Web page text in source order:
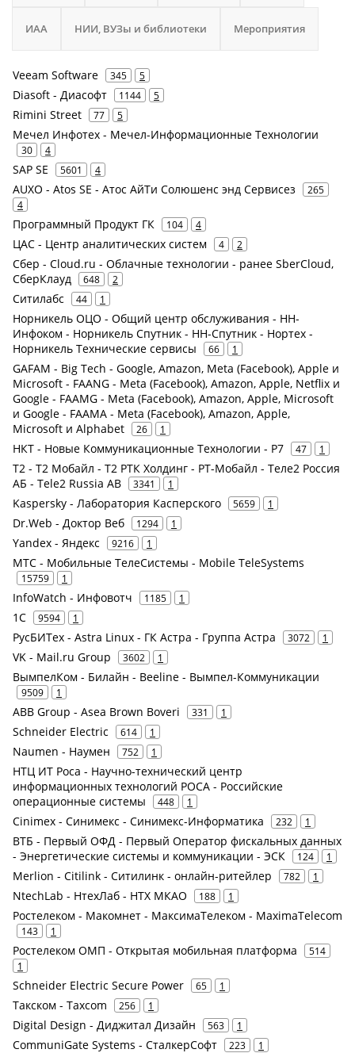
ИАА НИИ, ВУЗы и библиотеки Мероприятия
Veeam Software 345 5
Diasoft - Диасофт 1144 5
Rimini Street 77 5
Мечел Инфотех - Мечел-Информационные Технологии
30 4
SAP SE 5601 4
AUXO - Atos SE - Атос АйТи Солюшенс энд Сервисез
265
4
Программный Продукт ГК 104 4
ЦАС - Центр аналитических систем 4 2
Сбер - Cloud.ru - Облачные технологии - ранее SberCloud,
СберКлауд
648 2
Ситилабс 44 1
Норникель ОЦО - Общий центр обслуживания - НН-
Инфоком - Норникель Спутник - НН-Спутник - Нортех -
Норникель Технические сервисы
66 1
GAFAM - Big Tech - Google, Amazon, Meta (Facebook), Apple и
Microsoft - FAANG - Meta (Facebook), Amazon, Apple, Netflix и
Google - FAAMG - Meta (Facebook), Amazon, Apple, Microsoft
и Google - FAAMA - Meta (Facebook), Amazon, Apple,
Microsoft и Alphabet
26 1
НКТ - Новые Коммуникационные Технологии - Р7 47 1
Т2 - Т2 Мобайл - Т2 РТК Холдинг - РТ-Мобайл - Теле2 Россия
АБ - Tele2 Russia AB
3341 1
Kaspersky - Лаборатория Касперского 5659 1
Dr.Web - Доктор Веб 1294 1
Yandex - Яндекс 9216 1
МТС - Мобильные ТелеСистемы - Mobile TeleSystems
15759 1
InfoWatch - Инфовотч 1185 1
1С 9594 1
РусБИТех - Astra Linux - ГК Астра - Группа Астра 3072 1
VK - Mail.ru Group 3602 1
ВымпелКом - Билайн - Beeline - Вымпел-Коммуникации
9509 1
ABB Group - Asea Brown Boveri 331 1
Schneider Electric 614 1
Naumen - Наумен 752 1
НТЦ ИТ Роса - Научно-технический центр
информационных технологий РОСА - Российские
операционные системы
448 1
Cinimex - Синимекс - Синимекс-Информатика 232 1
ВТБ - Первый ОФД - Первый Оператор фискальных данных
- Энергетические системы и коммуникации - ЭСК
124 1
Merlion - Citilink - Ситилинк - онлайн-ритейлер 782 1
NtechLab - НтехЛаб - НТХ МКАО 188 1
Ростелеком - Макомнет - МаксимаТелеком - MaximaTelecom
143 1
Ростелеком ОМП - Открытая мобильная платформа
514
1
Schneider Electric Secure Power 65 1
Такском - Taxcom 256 1
Digital Design - Диджитал Дизайн 563 1
CommuniGate Systems - СталкерСофт 223 1